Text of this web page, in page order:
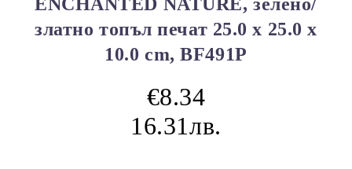
златно топъл печат 25.0 x 25.0 x
10.0 cm, BF491P
€8.34
16.31лв.